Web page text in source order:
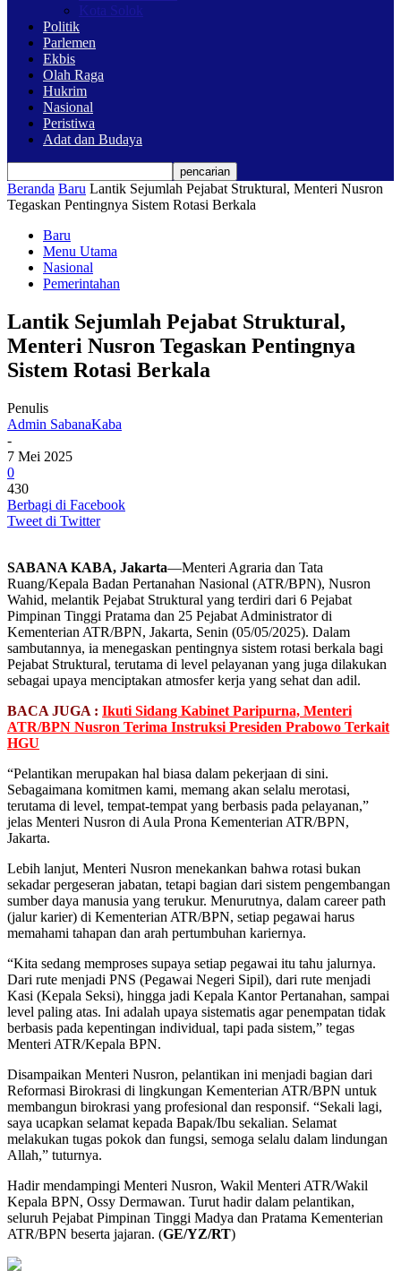
Kota Solok
Politik
Parlemen
Ekbis
Olah Raga
Hukrim
Nasional
Peristiwa
Adat dan Budaya
Beranda Baru Lantik Sejumlah Pejabat Struktural, Menteri Nusron
Tegaskan Pentingnya Sistem Rotasi Berkala
Baru
Menu Utama
Nasional
Pemerintahan
Lantik Sejumlah Pejabat Struktural,
Menteri Nusron Tegaskan Pentingnya
Sistem Rotasi Berkala
Penulis
Admin SabanaKaba
-
7 Mei 2025
0
430
Berbagi di Facebook
Tweet di Twitter
SABANA KABA, Jakarta—Menteri Agraria dan Tata
Ruang/Kepala Badan Pertanahan Nasional (ATR/BPN), Nusron
Wahid, melantik Pejabat Struktural yang terdiri dari 6 Pejabat
Pimpinan Tinggi Pratama dan 25 Pejabat Administrator di
Kementerian ATR/BPN, Jakarta, Senin (05/05/2025). Dalam
sambutannya, ia menegaskan pentingnya sistem rotasi berkala bagi
Pejabat Struktural, terutama di level pelayanan yang juga dilakukan
sebagai upaya menciptakan atmosfer kerja yang sehat dan adil.
BACA JUGA : Ikuti Sidang Kabinet Paripurna, Menteri
ATR/BPN Nusron Terima Instruksi Presiden Prabowo Terkait
HGU
“Pelantikan merupakan hal biasa dalam pekerjaan di sini.
Sebagaimana komitmen kami, memang akan selalu merotasi,
terutama di level, tempat-tempat yang berbasis pada pelayanan,”
jelas Menteri Nusron di Aula Prona Kementerian ATR/BPN,
Jakarta.
Lebih lanjut, Menteri Nusron menekankan bahwa rotasi bukan
sekadar pergeseran jabatan, tetapi bagian dari sistem pengembangan
sumber daya manusia yang terukur. Menurutnya, dalam career path
(jalur karier) di Kementerian ATR/BPN, setiap pegawai harus
memahami tahapan dan arah pertumbuhan kariernya.
“Kita sedang memproses supaya setiap pegawai itu tahu jalurnya.
Dari rute menjadi PNS (Pegawai Negeri Sipil), dari rute menjadi
Kasi (Kepala Seksi), hingga jadi Kepala Kantor Pertanahan, sampai
level paling atas. Ini adalah upaya sistematis agar penempatan tidak
berbasis pada kepentingan individual, tapi pada sistem,” tegas
Menteri ATR/Kepala BPN.
Disampaikan Menteri Nusron, pelantikan ini menjadi bagian dari
Reformasi Birokrasi di lingkungan Kementerian ATR/BPN untuk
membangun birokrasi yang profesional dan responsif. “Sekali lagi,
saya ucapkan selamat kepada Bapak/Ibu sekalian. Selamat
melakukan tugas pokok dan fungsi, semoga selalu dalam lindungan
Allah,” tuturnya.
Hadir mendampingi Menteri Nusron, Wakil Menteri ATR/Wakil
Kepala BPN, Ossy Dermawan. Turut hadir dalam pelantikan,
seluruh Pejabat Pimpinan Tinggi Madya dan Pratama Kementerian
ATR/BPN beserta jajaran. (GE/YZ/RT)